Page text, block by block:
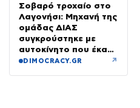
Σοβαρό τροχαίο στο
Λαγονήσι: Μηχανή της
ομάδας ΔΙΑΣ
συγκρούστηκε με
αυτοκίνητο που έκανε
αναστροφή – Δύο
DIMOCRACY.GR ↗